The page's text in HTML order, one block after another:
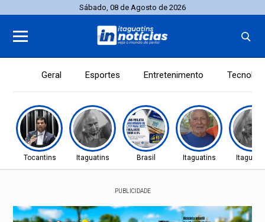
Sábado, 08 de Agosto de 2026
Geral Esportes Entretenimento
Tocantins Itaguatins Brasil Itaguatins
PUBLICIDADE